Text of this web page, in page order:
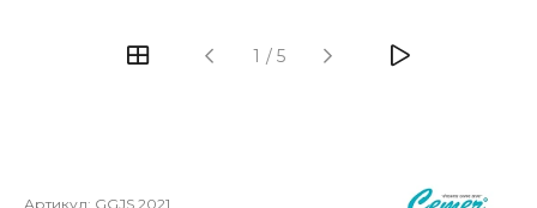
1 / 5
Артикул: GGJS 2021